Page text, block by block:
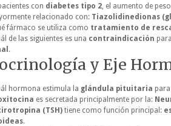
con diabetes tipo 2, el aumento de
relacionado con: Tiazolidinedionas
fármaco se utiliza como tratamiento de
de las siguientes es una contraindicación
.
y Eje
hormona estimula la glándula pituitaria
es secretada principalmente por la:
(TSH) tiene como función principal:
.